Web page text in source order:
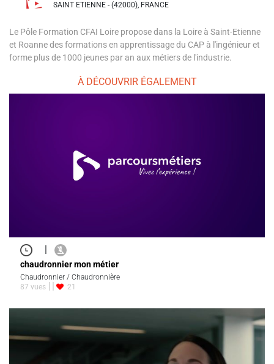
SAINT ETIENNE - (42000), FRANCE
Le Pôle Formation CFAI Loire propose dans la Loire à Saint-Etienne
et Roanne des formations en apprentissage du CAP à l'ingénieur et
forme plus de 1000 jeunes par an aux métiers de l'industrie.
À DÉCOUVRIR ÉGALEMENT
chaudronnier mon métier
Chaudronnier / Chaudronnière
87 vues
21